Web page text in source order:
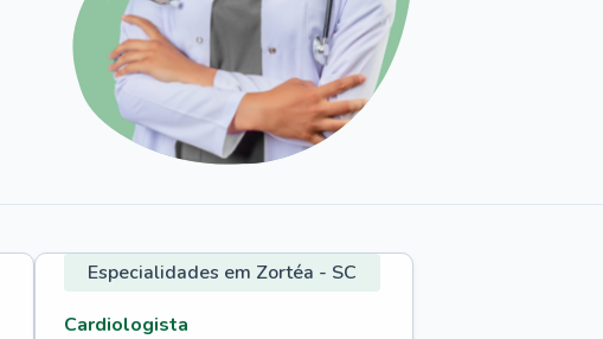
Especialidades em Zortéa - SC
Cardiologista